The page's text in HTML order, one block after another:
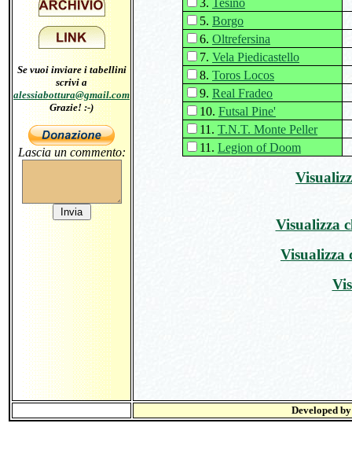
Se vuoi inviare i tabellini
scrivi a
alessiabottura@gmail.com
Grazie! :-)
Lascia un commento:
3. Tesino
5. Borgo
6. Oltrefersina
7. Vela Piedicastello
8. Toros Locos
9. Real Fradeo
10. Futsal Pine'
11. T.N.T. Monte Peller
11. Legion of Doom
Visualizza
Visualizza
Developed